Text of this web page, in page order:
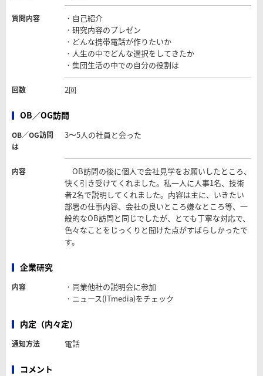
質問内容
・自己紹介
・研究内容のプレゼン
・どんな携帯電話が作りたいか
・人生の中でどんな選択をしてきたか
・集団生活の中での自分の役割は
回数 2回
OB／OG訪問
OB／OG訪問
は
3〜5人の社員と会った
内容
OB訪問の後に個人で会社見学をお願いしたところ、
快く引き受けてくれました。私一人に人事1名、技術
者2名で説明してくれました。内容は主に、いきたい
部署の仕事内容、会社の良いところ嫌なところ等、一
般的なOB訪問と同じでしたが、とても丁寧な対応で、
色々なことをじっくりと聞けた点がすばらしかったで
す。
企業研究
内容
・同業他社の説明会に参加
・ニュース(ITmedia)をチェック
内定（内々定）
通知方法 電話
コメント